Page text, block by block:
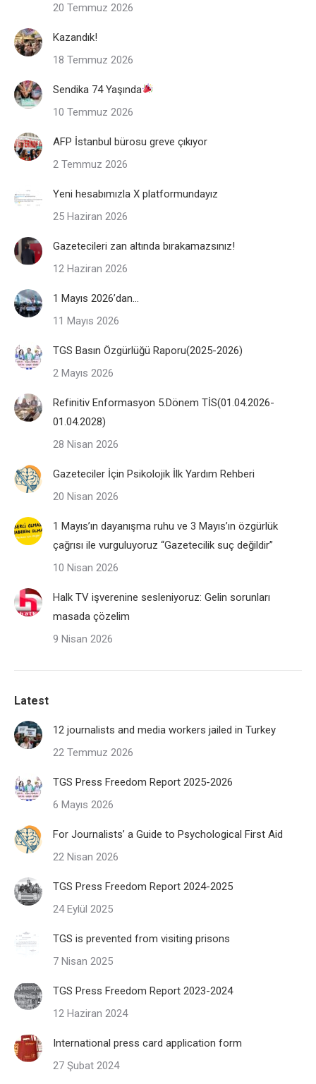
20 Temmuz 2026
Kazandık!
18 Temmuz 2026
Sendika 74 Yaşında
10 Temmuz 2026
AFP İstanbul bürosu greve çıkıyor
2 Temmuz 2026
Yeni hesabımızla X platformundayız
25 Haziran 2026
Gazetecileri zan altında bırakamazsınız!
12 Haziran 2026
1 Mayıs 2026’dan…
11 Mayıs 2026
TGS Basın Özgürlüğü Raporu(2025-2026)
2 Mayıs 2026
Refinitiv Enformasyon 5.Dönem TİS(01.04.2026-
01.04.2028)
28 Nisan 2026
Gazeteciler İçin Psikolojik İlk Yardım Rehberi
20 Nisan 2026
1 Mayıs’ın dayanışma ruhu ve 3 Mayıs’ın özgürlük
çağrısı ile vurguluyoruz “Gazetecilik suç değildir”
10 Nisan 2026
Halk TV işverenine sesleniyoruz: Gelin sorunları
masada çözelim
9 Nisan 2026
Latest
12 journalists and media workers jailed in Turkey
22 Temmuz 2026
TGS Press Freedom Report 2025-2026
6 Mayıs 2026
For Journalists’ a Guide to Psychological First Aid
22 Nisan 2026
TGS Press Freedom Report 2024-2025
24 Eylül 2025
TGS is prevented from visiting prisons
7 Nisan 2025
TGS Press Freedom Report 2023-2024
12 Haziran 2024
International press card application form
27 Şubat 2024